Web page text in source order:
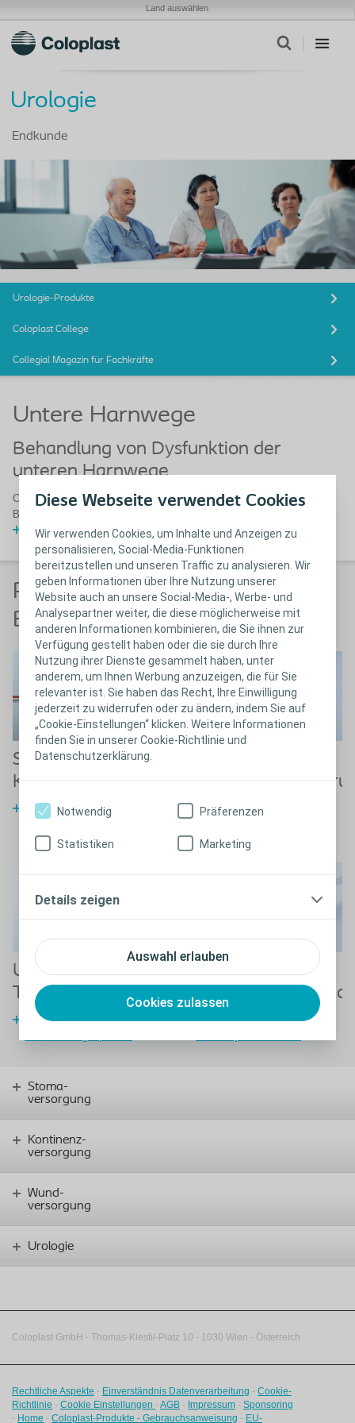
Diese Webseite verwendet Cookies
Wir verwenden Cookies, um Inhalte und Anzeigen zu
personalisieren, Social-Media-Funktionen
bereitzustellen und unseren Traffic zu analysieren. Wir
geben Informationen über Ihre Nutzung unserer
Website auch an unsere Social-Media-, Werbe- und
Analysepartner weiter, die diese möglicherweise mit
anderen Informationen kombinieren, die Sie ihnen zur
Verfügung gestellt haben oder die sie durch Ihre
Nutzung ihrer Dienste gesammelt haben, unter
anderem, um Ihnen Werbung anzuzeigen, die für Sie
relevanter ist. Sie haben das Recht, Ihre Einwilligung
jederzeit zu widerrufen oder zu ändern, indem Sie auf
„Cookie-Einstellungen“ klicken. Weitere Informationen
finden Sie in unserer Cookie-Richtlinie und
Datenschutzerklärung.
Auswahl erlauben
Cookies zulassen
Notwendig Präferenzen
Statistiken Marketing
Details zeigen
Land auswählen
Urologie
Endkunde
Urologie-Produkte
Coloplast College
Collegial Magazin für Fachkräfte
Untere Harnwege
Behandlung von Dysfunktion der
unteren Harnwege
Coloplast bietet eine große Auswahl von Produkten, die speziell der
Behandlung von Dysfunktion der unteren Harnwege dienen.
Weitere Informationen
Produkte und
Behandlungsoptionen
Stationäres
Kontinenzmanagement
Lösungen für die
Behandlungsoptionen
Urodynamische
Tests
Urodynamische
BoNee-
Weitere Informationen über
Stoma-
versorgung
Kontinenz-
versorgung
Wund-
versorgung
Urologie
Coloplast GmbH - Thomas-Klestil-Platz 10 - 1030 Wien - Österreich
Rechtliche Aspekte - Einverständnis Datenverarbeitung - Cookie-
Richtlinie - Cookie Einstellungen - AGB - Impressum - Sponsoring
- Home - Coloplast-Produkte - Gebrauchsanweisung - EU-